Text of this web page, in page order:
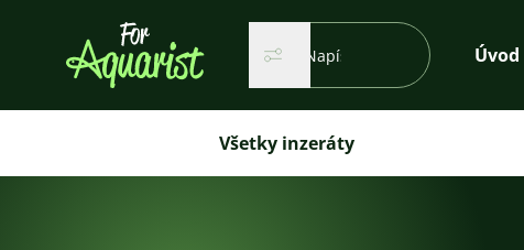
Hľadať
Hľadať Úvod
Všetky inzeráty